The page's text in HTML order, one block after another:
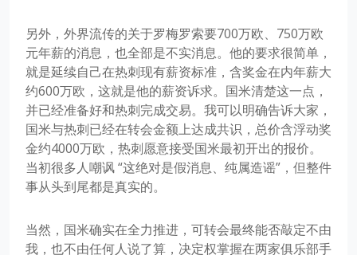
另外，外界流传的关于罗梅罗索要700万欧、750万欧
元年薪的消息，也全部是不实消息。他的要求很简单，
就是延续自己在热刺现有薪资标准，含奖金在内年薪大
约600万欧，这就是他的薪资诉求。国米清楚这一点，
并已经准备好和热刺完成交易。我可以明确告诉大家，
国米与热刺已经在转会金额上达成共识，总价含浮动奖
金约4000万欧，热刺愿意接受国米最初开出的报价。
当初很多人嘲讽 “这绝对是假消息、纯属造谣”，但整件
事从头到尾都是真实的。
当然，国米确实在全力推进，可转会最终能否敲定不由
我，也不由任何人说了算，决定权掌握在两家俱乐部手